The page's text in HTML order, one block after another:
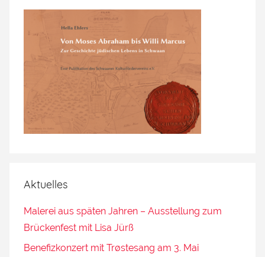
Aktuelles
Malerei aus späten Jahren – Ausstellung zum
Brückenfest mit Lisa Jürß
Benefizkonzert mit Trøstesang am 3. Mai